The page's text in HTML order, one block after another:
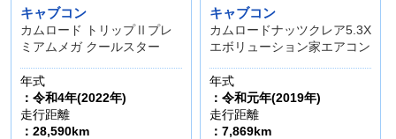
キャブコン
カムロード トリップⅡプレ
ミアムメガ クールスター
年式
：令和4年(2022年)
走行距離
：28,590km
キャブコン
カムロードナッツクレア5.3X
エボリューション家エアコン
年式
：令和元年(2019年)
走行距離
：7,869km